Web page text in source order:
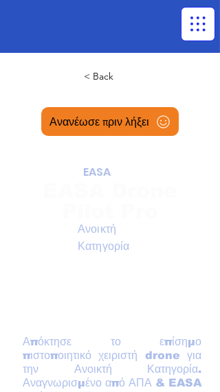
< Back
Ανανέωσε πριν λήξει
EASA
Ανοικτή
Κατηγορία
Απόκτησε το επίσημο
πιστοποιητικό χειριστή drone για
την Ανοικτή Κατηγορία.
Αναγνωρισμένο από ΑΠΑ & EASA